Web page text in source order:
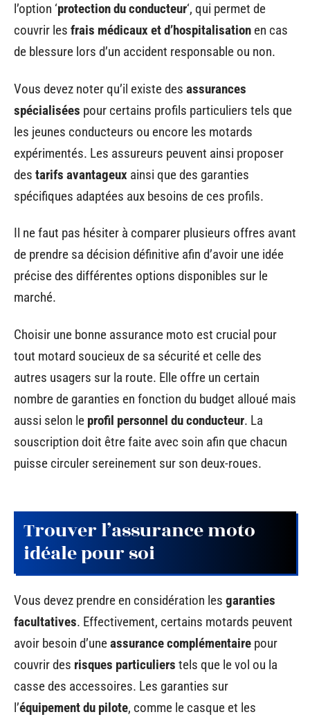
l’option ‘protection du conducteur‘, qui permet de
couvrir les frais médicaux et d’hospitalisation en cas
de blessure lors d’un accident responsable ou non.
Vous devez noter qu’il existe des assurances
spécialisées pour certains profils particuliers tels que
les jeunes conducteurs ou encore les motards
expérimentés. Les assureurs peuvent ainsi proposer
des tarifs avantageux ainsi que des garanties
spécifiques adaptées aux besoins de ces profils.
Il ne faut pas hésiter à comparer plusieurs offres avant
de prendre sa décision définitive afin d’avoir une idée
précise des différentes options disponibles sur le
marché.
Choisir une bonne assurance moto est crucial pour
tout motard soucieux de sa sécurité et celle des
autres usagers sur la route. Elle offre un certain
nombre de garanties en fonction du budget alloué mais
aussi selon le profil personnel du conducteur. La
souscription doit être faite avec soin afin que chacun
puisse circuler sereinement sur son deux-roues.
Trouver l’assurance moto
idéale pour soi
Vous devez prendre en considération les garanties
facultatives. Effectivement, certains motards peuvent
avoir besoin d’uneassurance complémentaire pour
couvrir des risques particuliers tels que le vol ou la
casse des accessoires. Les garanties sur
l’équipement du pilote, comme le casque et les